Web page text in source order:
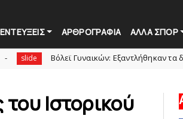
ΑΡΘΡΟΓΡΑΦΙΑ ΑΛΛΑ ΣΠΟΡ
Bόλεϊ Γυναικών: Εξαντλήθηκαν τα διαρκείας
του Ιστορικού